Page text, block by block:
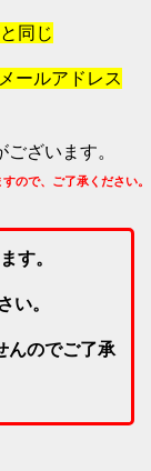
同じ
ールアドレス
ざいます。
ので、ご了承ください。
す。
い。
んのでご了承